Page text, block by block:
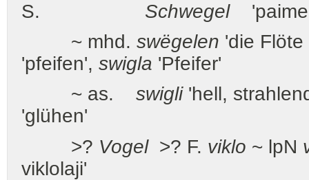
S. Schwegel
~ mhd. swëgelen 'die
'pfeifen', swigla 'Pfeifer'
~ as. swigli'hell,
'glühen'
>? Vogel >? F. viklo ~ lpN
viklolaji'